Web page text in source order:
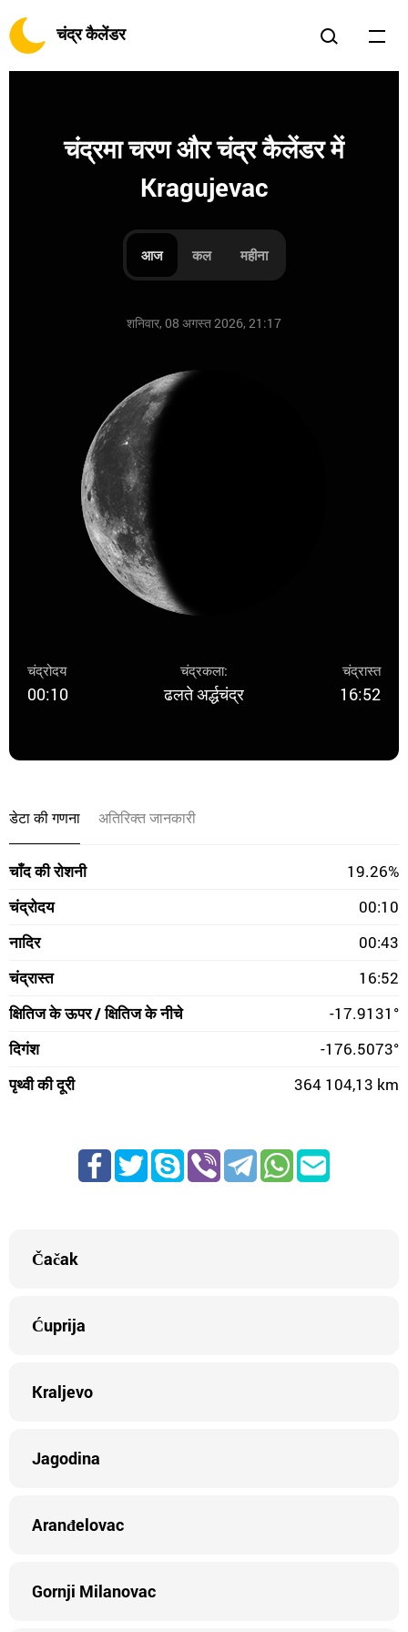
चंद्र कैलेंडर
चंद्रमा चरण और चंद्र कैलेंडर में
Kragujevac
आज कल महीना
शनिवार, 08 अगस्त 2026, 21:17
चंद्रोदय
00:10
चंद्रकला:
ढलते अर्द्धचंद्र
चंद्रास्त
16:52
डेटा की गणना अतिरिक्त जानकारी
चाँद की रोशनी
19.26%
चंद्रोदय
00:10
नादिर
00:43
चंद्रास्त
16:52
क्षितिज के ऊपर / क्षितिज के नीचे
-17.9131°
दिगंश
-176.5073°
पृथ्वी की दूरी
364 104,13 km
Čačak
Ćuprija
Kraljevo
Jagodina
Aranđelovac
Gornji Milanovac